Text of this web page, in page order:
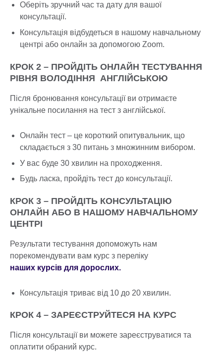
Оберіть зручний час та дату для вашої
консультації.
Консультація відбудеться в нашому навчальному
центрі або онлайн за допомогою Zoom.
КРОК 2 – ПРОЙДІТЬ ОНЛАЙН ТЕСТУВАННЯ
РІВНЯ ВОЛОДІННЯ АНГЛІЙСЬКОЮ
Після бронювання консультації ви отримаєте
унікальне посилання на тест з англійської.
Онлайн тест – це короткий опитувальник, що
складається з 30 питань з множинним вибором.
У вас буде 30 хвилин на проходження.
Будь ласка, пройдіть тест до консультації.
КРОК 3 – ПРОЙДІТЬ КОНСУЛЬТАЦІЮ
ОНЛАЙН АБО В НАШОМУ НАВЧАЛЬНОМУ
ЦЕНТРІ
Результати тестування допоможуть нам
порекомендувати вам курс з переліку
наших курсів для дорослих.
Консультація триває від 10 до 20 хвилин.
КРОК 4 – ЗАРЕЄСТРУЙТЕСЯ НА КУРС
Після консультації ви можете зареєструватися та
оплатити обраний курс.